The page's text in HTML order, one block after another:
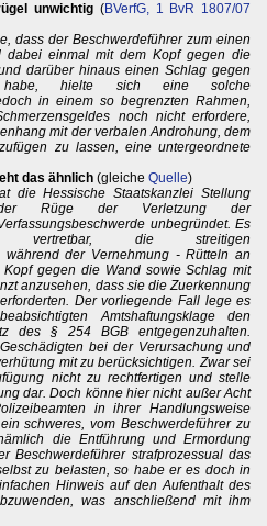
unwichtig (BVerfG, 1 BvR 1807/07
dass der Beschwerdeführer zum einen
dabei einmal mit dem Kopf gegen die
darüber hinaus einen Schlag gegen
habe, hielte sich eine solche
in einem so begrenzten Rahmen,
noch nicht erfordere,
mit der verbalen Androhung, dem
zu lassen, eine untergeordnete
das ähnlich (gleiche Quelle)
die Hessische Staatskanzlei Stellung
der Rüge der Verletzung der
unbegründet. Es
vertretbar, die streitigen
während der Vernehmung - Rütteln an
gegen die Wand sowie Schlag mit
anzusehen, dass sie die Zuerkennung
Der vorliegende Fall lege es
Amtshaftungsklage den
des § 254 BGB entgegenzuhalten.
bei der Verursachung und
mit zu berücksichtigen. Zwar sei
nicht zu rechtfertigen und stelle
dar. Doch könne hier nicht außer Acht
in ihrer Handlungsweise
schweres, vom Beschwerdeführer zu
die Entführung und Ermordung
Beschwerdeführer strafprozessual das
zu belasten, so habe er es doch in
Hinweis auf den Aufenthalt des
was anschließend mit ihm